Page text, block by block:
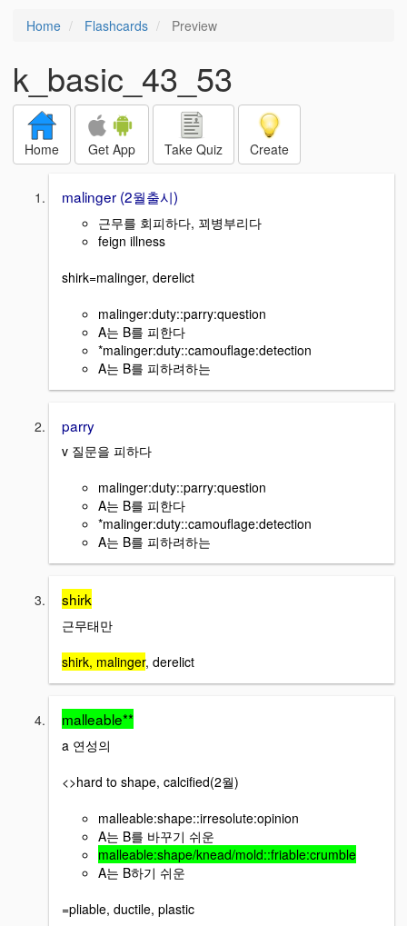
Home Flashcards Preview
k_basic_43_53
Home Get App Take Quiz Create
malinger (2월출시)
근무를 회피하다, 꾀병부리다
feign illness
shirk=malinger, derelict
malinger:duty::parry:question
A는 B를 피한다
*malinger:duty::camouflage:detection
A는 B를 피하려하는
parry
v 질문을 피하다
malinger:duty::parry:question
A는 B를 피한다
*malinger:duty::camouflage:detection
A는 B를 피하려하는
shirk
근무태만
shirk, malinger, derelict
malleable**
a 연성의
<>hard to shape, calcified(2월)
malleable:shape::irresolute:opinion
A는 B를 바꾸기 쉬운
malleable:shape/knead/mold::friable:crumble
A는 B하기 쉬운
=pliable, ductile, plastic